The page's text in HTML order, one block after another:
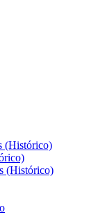
(Histórico)
(Histórico)